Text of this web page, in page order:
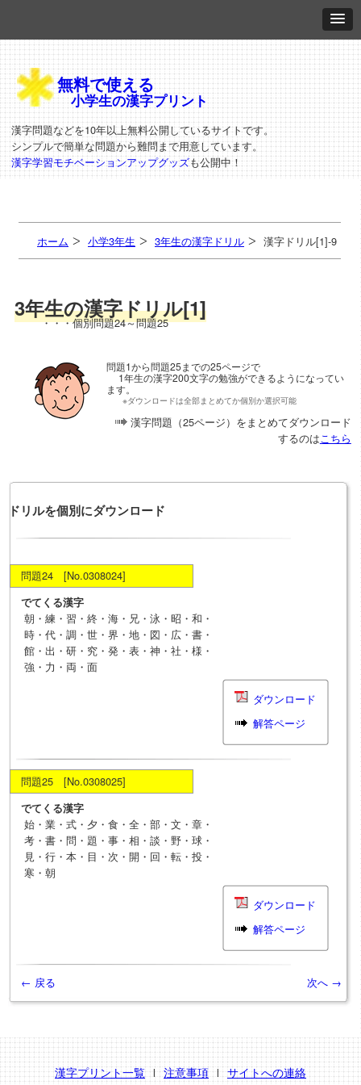
無料で使える
小学生の漢字プリント
漢字問題などを10年以上無料公開しているサイトです。
シンプルで簡単な問題から難問まで用意しています。
漢字学習モチベーションアップグッズも公開中！
ホーム 小学3年生 3年生の漢字ドリル 漢字ドリル[1]-9
3年生の漢字ドリル[1]
・・・個別問題24～問題25
問題1から問題25までの25ページで
1年生の漢字200文字の勉強ができるようになってい
ます。
※ダウンロードは全部まとめてか個別か選択可能
漢字問題（25ページ）をまとめてダウンロード
するのは こちら
ドリルを個別にダウンロード
問題24 [No.0308024]
でてくる漢字
朝・練・習・終・海・兄・泳・昭・和・
時・代・調・世・界・地・図・広・書・
館・出・研・究・発・表・神・社・様・
強・力・両・面
ダウンロード
解答ページ
問題25 [No.0308025]
でてくる漢字
始・業・式・夕・食・全・部・文・章・
考・書・問・題・事・相・談・野・球・
見・行・本・目・次・開・回・転・投・
寒・朝
ダウンロード
解答ページ
← 戻る 次へ →
漢字プリント一覧 l 注意事項 l サイトへの連絡